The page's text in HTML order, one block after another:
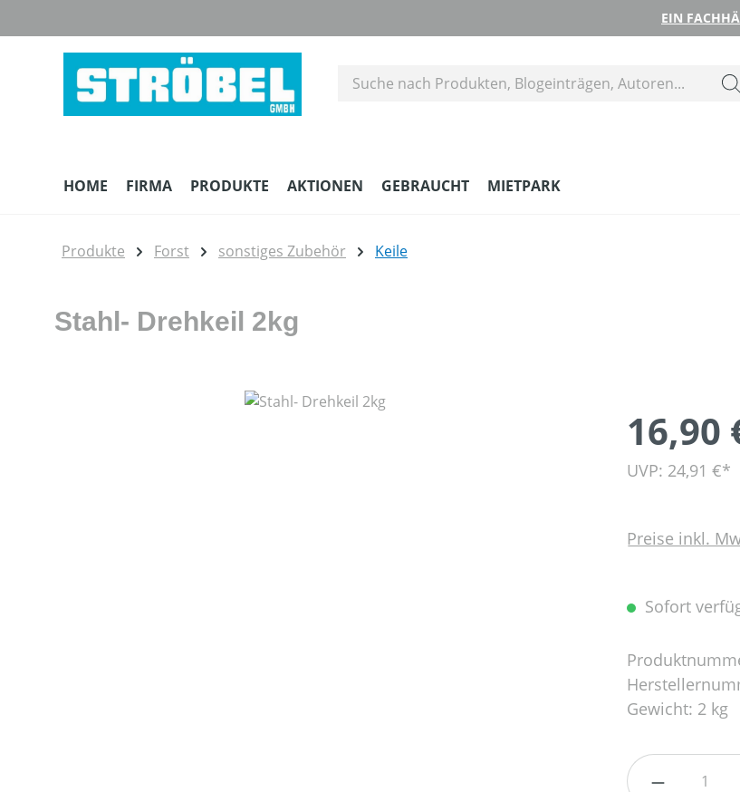
EIN
HOME FIRMA PRODUKTE AKTIONEN GEBRAUCHT MIETPARK
Produkte Forst sonstiges Zubehör Keile
Stahl- Drehkeil 2kg
16,90
UVP: 24,91 €*
Preise inkl.
Sofort
Gewicht: 2 kg
Produkt